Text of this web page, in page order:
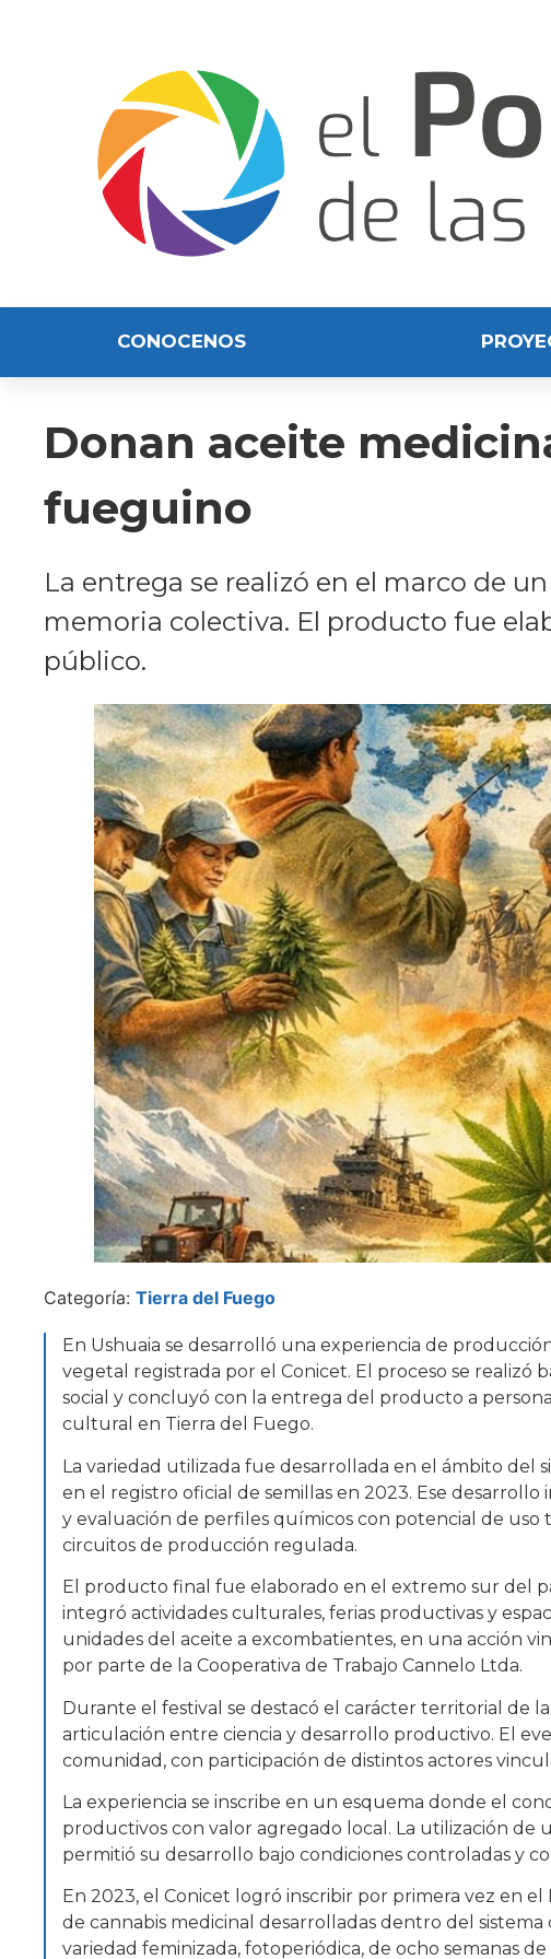
CONOCENOS
Donan aceite
fueguino
La entrega se realizó en el marco de
memoria colectiva. El producto fue
público.
Categoría: Tierra del Fuego
En Ushuaia se desarrolló una experiencia de
vegetal registrada por el Conicet. El proceso se realizó
social y concluyó con la entrega del producto a
cultural en Tierra del Fuego.
La variedad utilizada fue desarrollada en el ámbito del
en el registro oficial de semillas en 2023. Ese
y evaluación de perfiles químicos con potencial de
circuitos de producción regulada.
El producto final fue elaborado en el extremo sur del
integró actividades culturales, ferias productivas y
unidades del aceite a excombatientes, en una acción
por parte de la Cooperativa de Trabajo Cannelo Ltda.
Durante el festival se destacó el carácter territorial de
articulación entre ciencia y desarrollo productivo. El
comunidad, con participación de distintos actores
La experiencia se inscribe en un esquema donde el
productivos con valor agregado local. La utilización de
permitió su desarrollo bajo condiciones controladas y
En 2023, el Conicet logró inscribir por primera vez en
de cannabis medicinal desarrolladas dentro del
variedad feminizada, fotoperiódica, de ocho semanas